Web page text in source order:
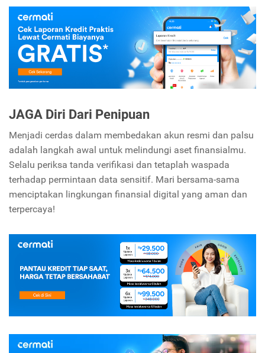
JAGA Diri Dari Penipuan
Menjadi cerdas dalam membedakan akun resmi dan palsu
adalah langkah awal untuk melindungi aset finansialmu.
Selalu periksa tanda verifikasi dan tetaplah waspada
terhadap permintaan data sensitif. Mari bersama-sama
menciptakan lingkungan finansial digital yang aman dan
terpercaya!